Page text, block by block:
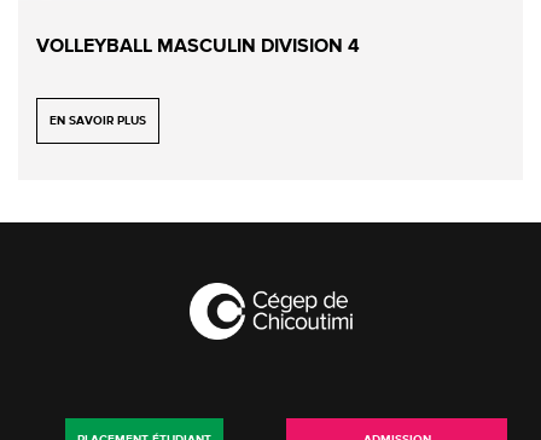
VOLLEYBALL MASCULIN DIVISION 4
EN SAVOIR PLUS